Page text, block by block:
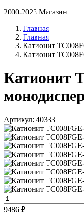
2000-2023 Магазин
Главная
Главная
Катионит
Катионит
Катионит
Артикул: 40333
9486 ₽